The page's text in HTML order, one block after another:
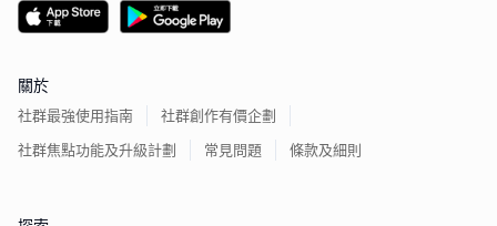
關於
社群最強使用指南
社群創作有價企劃
社群焦點功能及升級計劃
常見問題 條款及細則